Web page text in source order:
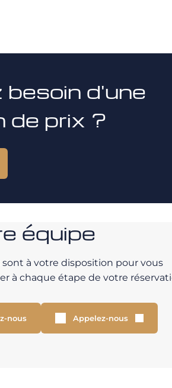
d'une
de prix ?
équipe
sont à votre disposition pour vous
à chaque étape de votre
nous Appelez-nous